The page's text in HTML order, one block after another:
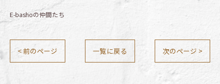
E-bashoの仲間たち
< 前のページ 一覧に戻る 次のページ >